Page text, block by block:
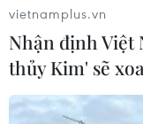
vietnamplus.vn
Nhận định Việt
thủy Kim' sẽ